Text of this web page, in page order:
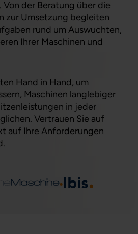
der Beratung über die
zur Umsetzung begleiten
rund um Auswuchten,
Ihrer Maschinen und
Hand in Hand, um
Maschinen langlebiger
in jeder
Vertrauen Sie auf
auf Ihre Anforderungen